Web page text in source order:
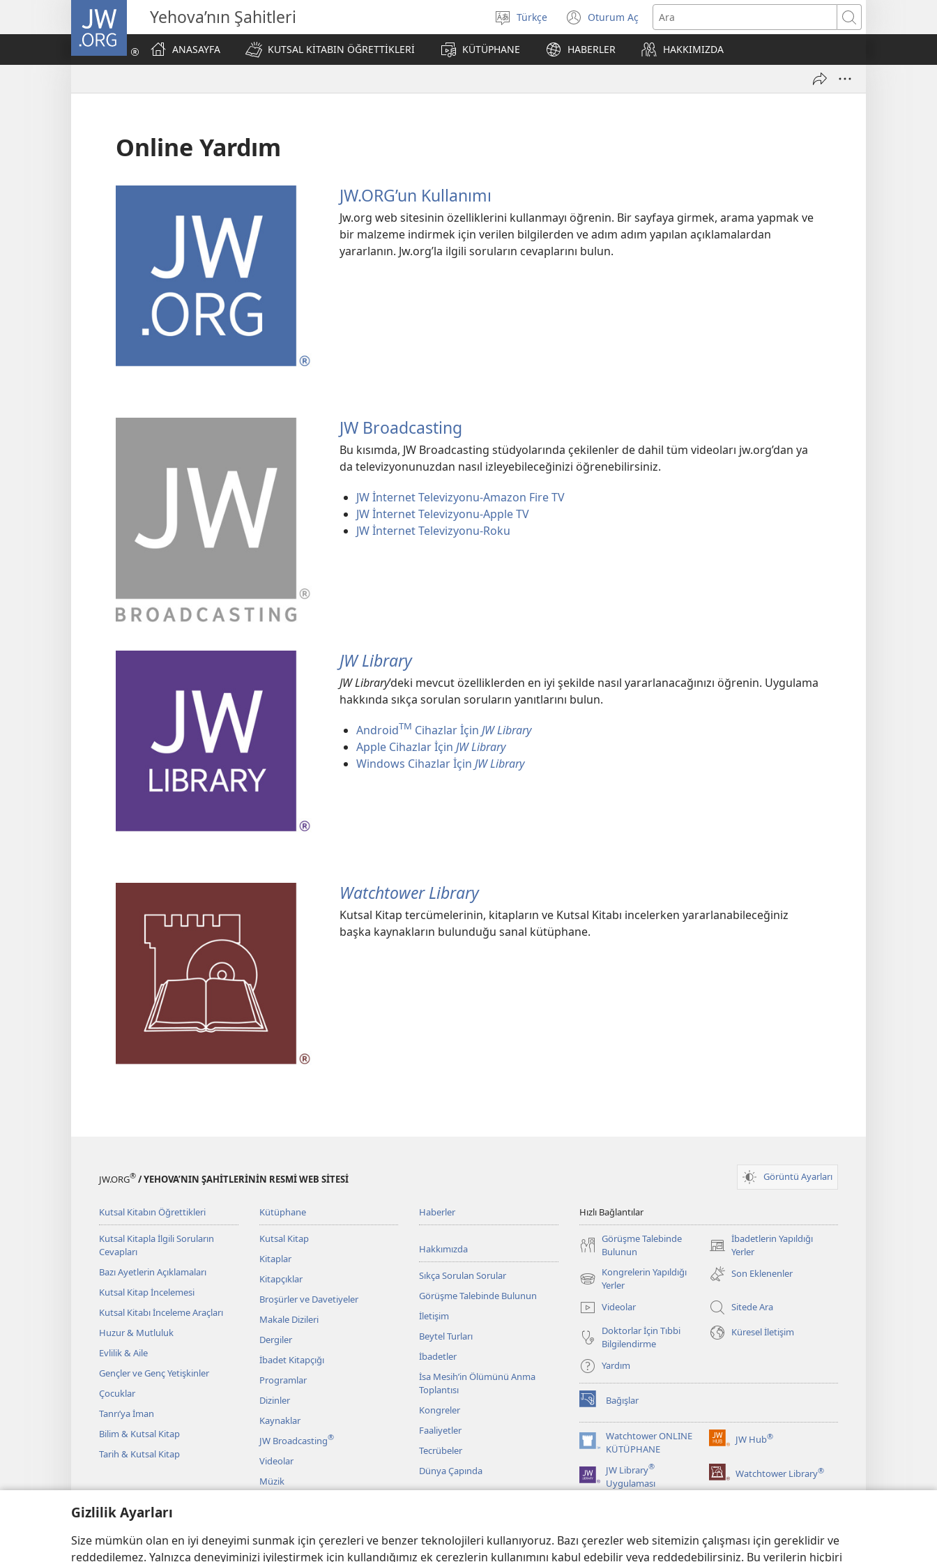
Gizlilik Ayarları
Size mümkün olan en iyi deneyimi sunmak için çerezleri ve benzer teknolojileri kullanıyoruz. Bazı çerezler web sitemizin çalışması için gereklidir ve
reddedilemez. Yalnızca deneyiminizi iyileştirmek için kullandığımız ek çerezlerin kullanımını kabul edebilir veya reddedebilirsiniz. Bu verilerin hiçbiri
JW.ORG Yehova’nın Şahitleri
Dil
seçin
Türkçe Oturum Aç
(yeni
pencere
açar)
Ara
ANASAYFA
KUTSAL KİTABIN ÖĞRETTİKLERİ KÜTÜPHANE HABERLER HAKKIMIZDA
Online Yardım
JW.ORG’un Kullanımı
Jw.org web sitesinin özelliklerini kullanmayı öğrenin. Bir sayfaya girmek, arama yapmak ve
bir malzeme indirmek için verilen bilgilerden ve adım adım yapılan açıklamalardan
yararlanın. Jw.org’la ilgili soruların cevaplarını bulun.
JW Broadcasting
Bu kısımda, JW Broadcasting stüdyolarında çekilenler de dahil tüm videoları jw.org’dan ya
da televizyonunuzdan nasıl izleyebileceğinizi öğrenebilirsiniz.
JW İnternet Televizyonu-Amazon Fire TV
JW İnternet Televizyonu-Apple TV
JW İnternet Televizyonu-Roku
JW Library
JW Library’deki mevcut özelliklerden en iyi şekilde nasıl yararlanacağınızı öğrenin. Uygulama
hakkında sıkça sorulan soruların yanıtlarını bulun.
AndroidTM Cihazlar İçinJW Library
Apple Cihazlar İçinJW Library
Windows Cihazlar İçinJW Library
Watchtower Library
Kutsal Kitap tercümelerinin, kitapların ve Kutsal Kitabı incelerken yararlanabileceğiniz
başka kaynakların bulunduğu sanal kütüphane.
JW.ORG® / YEHOVA’NIN ŞAHİTLERİNİN RESMİ WEB SİTESİ Görüntü Ayarları
Kutsal Kitabın Öğrettikleri
Kutsal Kitapla İlgili Soruların
Cevapları
Bazı Ayetlerin Açıklamaları
Kutsal Kitap İncelemesi
Kutsal Kitabı İnceleme Araçları
Huzur & Mutluluk
Evlilik & Aile
Gençler ve Genç Yetişkinler
Çocuklar
Tanrı’ya İman
Bilim & Kutsal Kitap
Tarih & Kutsal Kitap
Kütüphane
Kutsal Kitap
Kitaplar
Kitapçıklar
Broşürler ve Davetiyeler
Makale Dizileri
Dergiler
İbadet Kitapçığı
Programlar
Dizinler
Kaynaklar
JW Broadcasting®
Videolar
Müzik
Okumalar
Haberler
Hakkımızda
Sıkça Sorulan Sorular
Görüşme Talebinde Bulunun
İletişim
Beytel Turları
İbadetler
İsa Mesih’in Ölümünü Anma
Toplantısı
Kongreler
Faaliyetler
Tecrübeler
Dünya Çapında
Hızlı Bağlantılar
Görüşme Talebinde
Bulunun
İbadetlerin Yapıldığı
Yerler
(yeni
pencere
açar)
Kongrelerin Yapıldığı
Yerler
(yeni
açar)
Son Eklenenler
Videolar
Sitede Ara
Doktorlar İçin Tıbbi
Bilgilendirme
Küresel İletişim
Yardım
Bağışlar
(yeni
pencere
açar)
Watchtower ONLINE
KÜTÜPHANE
(yeni
açar)
JW Hub®
(yeni
açar)
JW Library®
Uygulaması
Watchtower Library®